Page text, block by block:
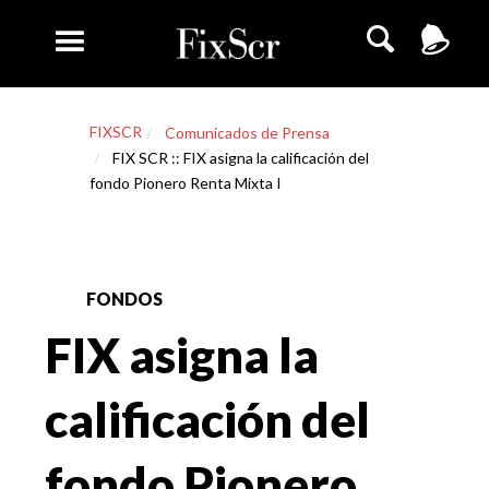
FIXSCR
Comunicados de Prensa
FIX SCR :: FIX asigna la calificación del
fondo Pionero Renta Mixta I
FONDOS
FIX asigna la
calificación del